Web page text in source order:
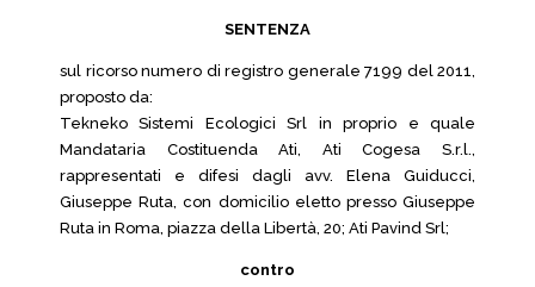
SENTENZA
sul ricorso numero di registro generale 7199 del 2011,
proposto da:
Tekneko Sistemi Ecologici Srl in proprio e quale
Mandataria Costituenda Ati, Ati Cogesa S.r.l.,
rappresentati e difesi dagli avv. Elena Guiducci,
Giuseppe Ruta, con domicilio eletto presso Giuseppe
Ruta in Roma, piazza della Libertà, 20; Ati Pavind Srl;
contro